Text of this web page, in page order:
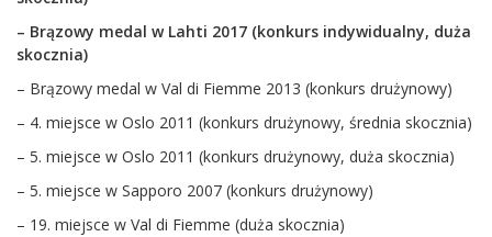
– Brązowy medal w Lahti 2017 (konkurs indywidualny, duża
skocznia)
– Brązowy medal w Val di Fiemme 2013 (konkurs drużynowy)
– 4. miejsce w Oslo 2011 (konkurs drużynowy, średnia skocznia)
– 5. miejsce w Oslo 2011 (konkurs drużynowy, duża skocznia)
– 5. miejsce w Sapporo 2007 (konkurs drużynowy)
– 19. miejsce w Val di Fiemme (duża skocznia)